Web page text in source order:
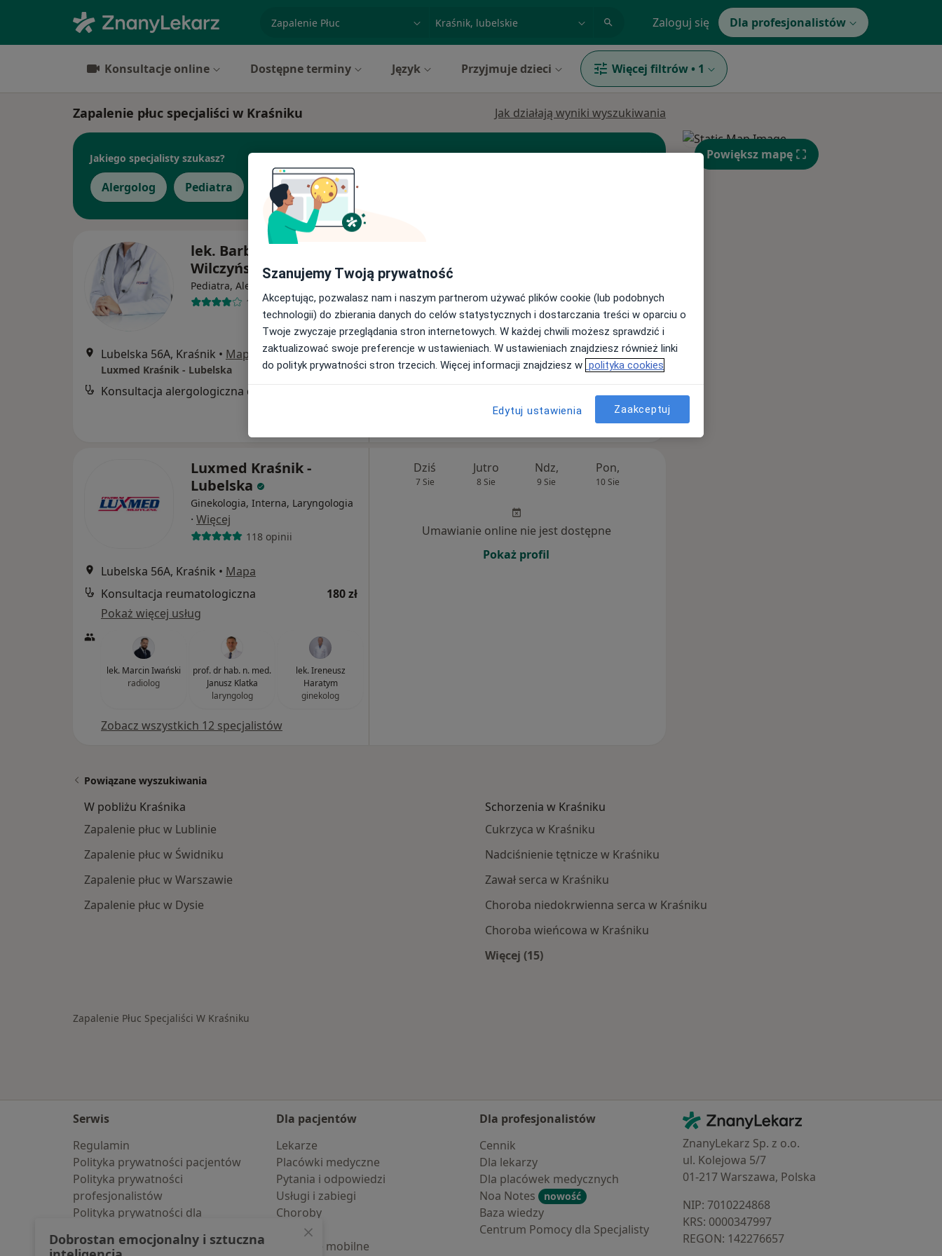
specjalizacja, badanie lub nazwiskomiasto lub dzielnica Zaloguj się Dla profesjonalistów
Konsultacje online Dostępne terminy Język Przyjmuje dzieci Więcej filtrów • 1
Zapalenie płuc specjaliści w Kraśniku Jak działają wyniki wyszukiwania
Jakiego specjalisty szukasz?
Alergolog Pediatra Chirurg Dermatolog
lek. Barbara Molga-
Wilczyńska
Pediatra, Alergolog Więcej
15 opinii
Lubelska 56A, Kraśnik • Mapa
Luxmed Kraśnik - Lubelska
Konsultacja alergologiczna dzieci
Umawianie online nie jest dostępne
Poproś o wizytę
Luxmed Kraśnik -
Lubelska
Ginekologia, Interna, Laryngologia
· Więcej
118 opinii
Lubelska 56A, Kraśnik • Mapa
Konsultacja reumatologiczna
180 zł
Pokaż więcej usług
lek. Marcin Iwański
radiolog
prof. dr hab. n. med.
Janusz Klatka
laryngolog
lek. Ireneusz
Haratym
ginekolog
Zobacz wszystkich 12 specjalistów
Dziś
7 Sie
Jutro
8 Sie
Ndz,
9 Sie
Pon,
10 Sie
Umawianie online nie jest dostępne
Pokaż profil
Powiększ mapę
Powiązane wyszukiwania
W pobliżu Kraśnika
Zapalenie płuc w Lublinie
Zapalenie płuc w Świdniku
Zapalenie płuc w Warszawie
Zapalenie płuc w Dysie
Schorzenia w Kraśniku
Cukrzyca w Kraśniku
Nadciśnienie tętnicze w Kraśniku
Zawał serca w Kraśniku
Choroba niedokrwienna serca w Kraśniku
Choroba wieńcowa w Kraśniku
Więcej (15)
Zapalenie Płuc Specjaliści W Kraśniku
Serwis
Regulamin
Polityka prywatności pacjentów
Polityka prywatności
profesjonalistów
Polityka prywatności dla
pozyskaliśmy samodzielnie
Dla pacjentów
Lekarze
Placówki medyczne
Pytania i odpowiedzi
Usługi i zabiegi
Choroby
Pomoc
Aplikacje mobilne
Dla profesjonalistów
Cennik
Dla lekarzy
Dla placówek medycznych
Noa Notes
nowość
Baza wiedzy
Centrum Pomocy dla Specjalisty
Kontakt
ZnanyLekarz - Strona główna
ZnanyLekarz Sp. z o.o.
ul. Kolejowa 5/7
01-217 Warszawa, Polska
NIP: ⁠7010224868
KRS: ⁠0000347997
REGON: ⁠142276657
Szanujemy Twoją prywatność
Akceptując, pozwalasz nam i naszym partnerom używać plików cookie (lub podobnych
technologii) do zbierania danych do celów statystycznych i dostarczania treści w oparciu o
Twoje zwyczaje przeglądania stron internetowych. W każdej chwili możesz sprawdzić i
zaktualizować swoje preferencje w ustawieniach. W ustawieniach znajdziesz również linki
do polityk prywatności stron trzecich. Więcej informacji znajdziesz w polityka cookies
Edytuj ustawienia Zaakceptuj
Dobrostan emocjonalny i sztuczna